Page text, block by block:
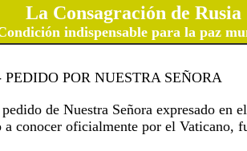
La Consagración de Rusia
ondición indispensable para la paz
PEDIDO POR NUESTRA SEÑORA
de Nuestra Señora expresado en el
a conocer oficialmente por el Vaticano,